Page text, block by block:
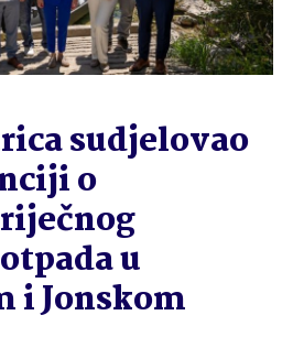
sudjelovao
o
u
i Jonskom